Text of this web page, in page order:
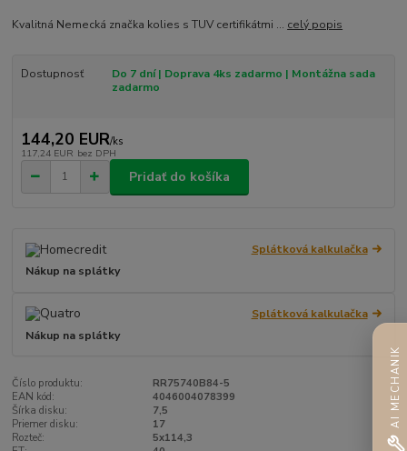
Kvalitná Nemecká značka kolies s TUV certifikátmi ... celý popis
Dostupnosť
Do 7 dní | Doprava 4ks zadarmo | Montážna sada
zadarmo
144,20 EUR/ks
117,24 EUR bez DPH
Pridať do košíka
Splátková kalkulačka
Nákup na splátky
Splátková kalkulačka
Nákup na splátky
Číslo produktu:
RR75740B84-5
EAN kód:
4046004078399
Šírka disku:
7,5
Priemer disku:
17
Rozteč:
5x114,3
AI MECHANIK